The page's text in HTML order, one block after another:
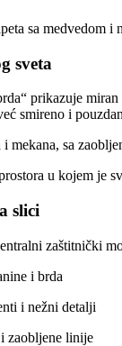
sa medvedom
sveta
prikazuje
smireno i
mekana, sa
u kojem je
slici
zaštitnički
i brda
i nežni detalji
zaobljene linije